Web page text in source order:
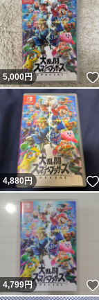
5,000円
4,880円
4,799円